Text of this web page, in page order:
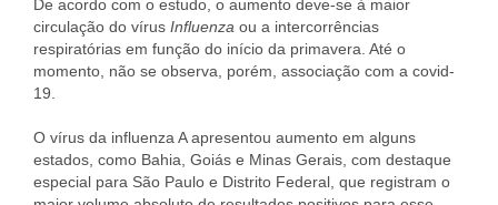
De acordo com o estudo, o aumento deve-se à maior
circulação do vírus Influenza ou a intercorrências
respiratórias em função do início da primavera. Até o
momento, não se observa, porém, associação com a covid-
19.
O vírus da influenza A apresentou aumento em alguns
estados, como Bahia, Goiás e Minas Gerais, com destaque
especial para São Paulo e Distrito Federal, que registram o